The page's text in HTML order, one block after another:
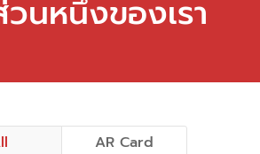
นหนึ่งของเรา
AR Card